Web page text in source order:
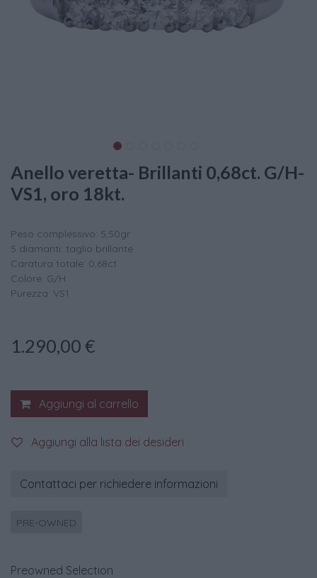
Anello veretta- Brillanti 0,68ct. G/H-
VS1, oro 18kt.
Peso complessivo: 5,50gr
5 diamanti: taglio brillante
Caratura totale: 0,68ct
Colore: G/H
Purezza: VS1
1.290,00 €
Aggiungi al carrello
Aggiungi alla lista dei desideri
Contattaci per richiedere informazioni
PRE-OWNED
Preowned Selection